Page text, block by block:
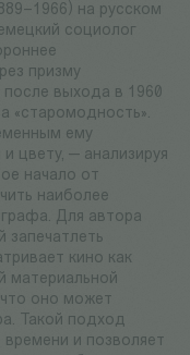
на русском
социолог
призму
выхода в 1960
«старомодность».
ему
цвету, — анализируя
начало от
наиболее
Для автора
запечатлеть
кино как
материальной
оно может
Такой подход
времени и позволяет